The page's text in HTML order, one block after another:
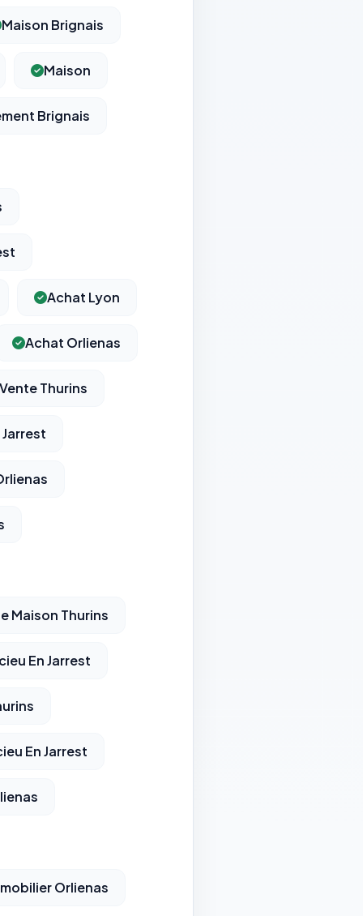
Maison Brignais
Maison
Brignais
Achat Lyon
Achat Orlienas
Vente Thurins
Maison Thurins
En Jarrest
En Jarrest
Orlienas